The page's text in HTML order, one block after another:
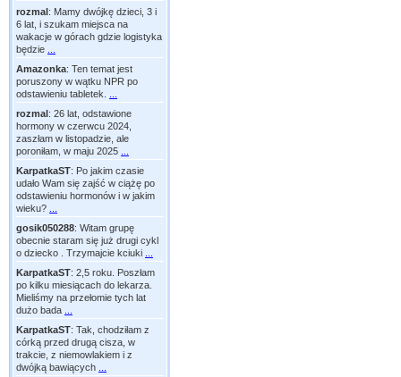
rozmal: Mamy dwójkę dzieci, 3 i
6 lat, i szukam miejsca na
wakacje w górach gdzie logistyka
będzie
Amazonka: Ten temat jest
poruszony w wątku NPR po
odstawieniu tabletek.
rozmal: 26 lat, odstawione
hormony w czerwcu 2024,
zaszłam w listopadzie, ale
poroniłam, w maju 2025
KarpatkaST: Po jakim czasie
udało Wam się zajść w ciążę po
odstawieniu hormonów i w jakim
wieku?
gosik050288: Witam grupę
obecnie staram się już drugi cykl
o dziecko . Trzymajcie kciuki
KarpatkaST: 2,5 roku. Poszłam
po kilku miesiącach do lekarza.
Mieliśmy na przełomie tych lat
dużo bada
KarpatkaST: Tak, chodziłam z
córką przed drugą cisza, w
trakcie, z niemowlakiem i z
dwójką bawiących